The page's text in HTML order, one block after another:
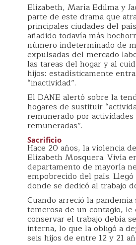
Elizabeth, María Edilma y
parte de este drama que
principales ciudades del
añadido todavía más
número indeterminado de
expulsadas del mercado
las tareas del hogar y al
hijos: estadísticamente
“inactividad”.
El DANE alertó sobre la
hogares de sustituir
remunerado por actividades
remuneradas”.
Sacrificio
Hace 20 años, la violencia
Elizabeth Mosquera. Vivía
departamento de mayoría
empobrecido del país.
donde se dedicó al trabajo
Cuando arreció la
temerosa de un contagio, le
conservar el trabajo debía
interna, lo que la obligó a
seis hijos de entre 12 y 21